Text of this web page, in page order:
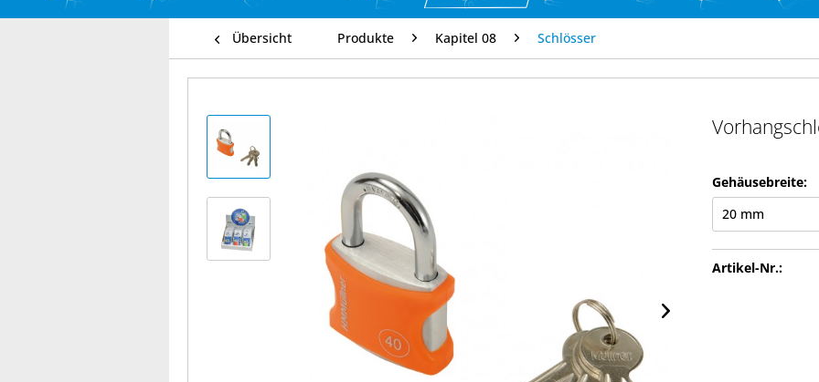
Übersicht Produkte Kapitel 08 Schlösser
Gehäusebreite:
Artikel-Nr.: